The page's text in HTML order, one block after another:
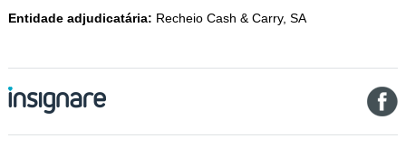
Entidade adjudicatária: Recheio Cash & Carry, SA